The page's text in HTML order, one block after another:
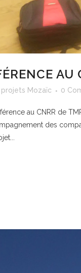
AU
projets Mozaïc 0
au CNRR de
des